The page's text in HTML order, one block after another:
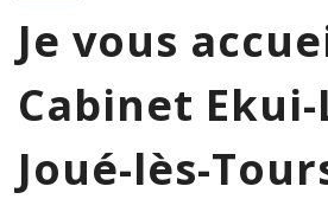
Je vous
Cabinet
Joué-lès-